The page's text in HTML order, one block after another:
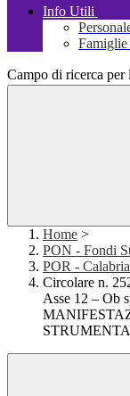
Info Utili
Famiglie
Campo di ricerca per
Home >
PON - Fondi
POR - Calabria
Circolare n.
Asse 12 – Ob